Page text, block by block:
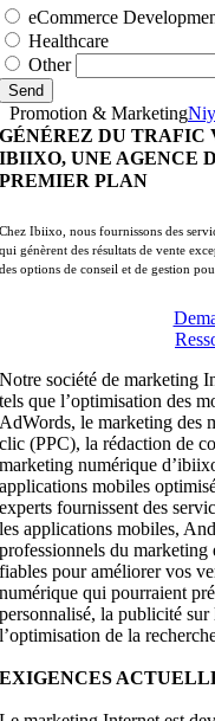
eCommerce
Healthcare
Other
Send
Promotion & Marketing
GÉNÉREZ DU TRAFIC
IBIIXO, UNE AGENCE
PREMIER PLAN
Chez Ibiixo, nous fournissons des
qui génèrent des résultats de vente
des options de conseil et de gestion
Notre société de marketing
tels que l’optimisation des
AdWords, le marketing des
clic (PPC), la rédaction de
marketing numérique
applications mobiles
experts fournissent des
les applications mobiles,
professionnels du
fiables pour améliorer vos
numérique qui pourraient
personnalisé, la publicité
l’optimisation de la
EXIGENCES